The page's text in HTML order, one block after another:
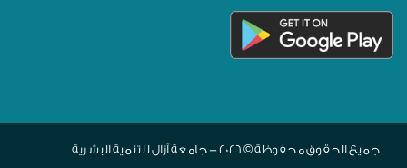
جميع الحقوق محفوظة © 2026 - جامعة آزال للتنمية البشرية